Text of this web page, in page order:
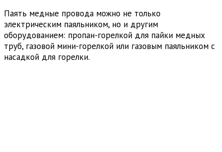
Паять медные провода можно не только
электрическим паяльником, но и другим
оборудованием: пропан-горелкой для пайки медных
труб, газовой мини-горелкой или газовым паяльником с
насадкой для горелки.